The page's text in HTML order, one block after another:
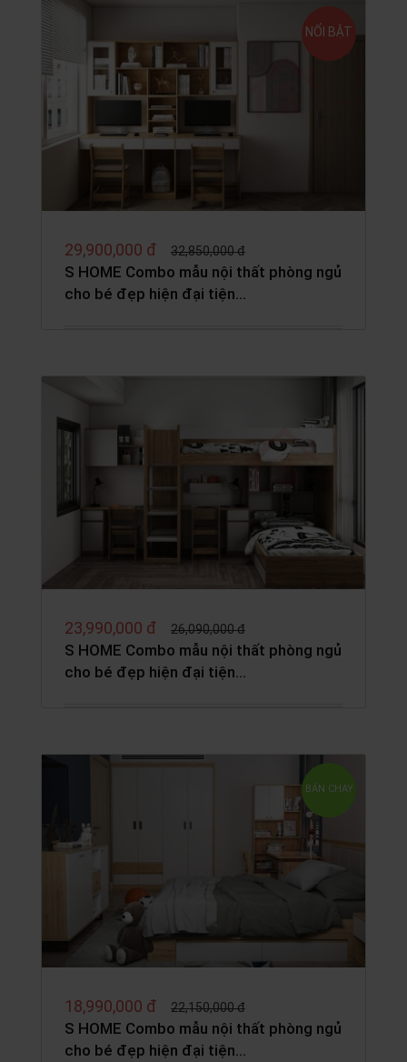
NỔI BẬT
29,900,000 đ 32,850,000 đ
S HOME Combo mẫu nội thất phòng ngủ
cho bé đẹp hiện đại tiện…
23,990,000 đ 26,090,000 đ
S HOME Combo mẫu nội thất phòng ngủ
cho bé đẹp hiện đại tiện…
BÁN CHẠY
18,990,000 đ 22,150,000 đ
S HOME Combo mẫu nội thất phòng ngủ
cho bé đẹp hiện đại tiện…